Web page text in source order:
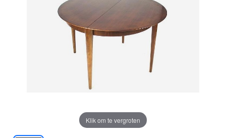
Klik om te vergroten